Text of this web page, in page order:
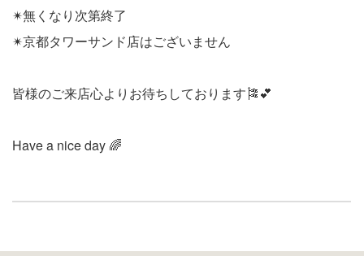
✴︎無くなり次第終了
✴︎京都タワーサンド店はございません
皆様のご来店心よりお待ちしております🎏💕
Have a nice day 🌈